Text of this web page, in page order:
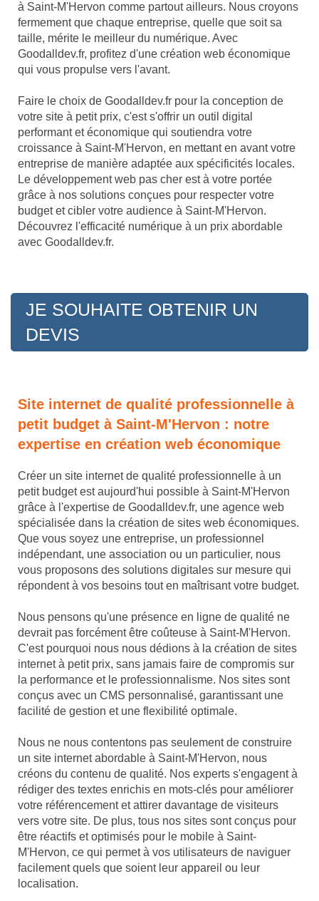
à Saint-M'Hervon comme partout ailleurs. Nous croyons
fermement que chaque entreprise, quelle que soit sa
taille, mérite le meilleur du numérique. Avec
Goodalldev.fr, profitez d'une création web économique
qui vous propulse vers l'avant.
Faire le choix de Goodalldev.fr pour la conception de
votre site à petit prix, c'est s'offrir un outil digital
performant et économique qui soutiendra votre
croissance à Saint-M'Hervon, en mettant en avant votre
entreprise de manière adaptée aux spécificités locales.
Le développement web pas cher est à votre portée
grâce à nos solutions conçues pour respecter votre
budget et cibler votre audience à Saint-M'Hervon.
Découvrez l'efficacité numérique à un prix abordable
avec Goodalldev.fr.
JE SOUHAITE OBTENIR UN
DEVIS
Site internet de qualité professionnelle à
petit budget à Saint-M'Hervon : notre
expertise en création web économique
Créer un site internet de qualité professionnelle à un
petit budget est aujourd'hui possible à Saint-M'Hervon
grâce à l'expertise de Goodalldev.fr, une agence web
spécialisée dans la création de sites web économiques.
Que vous soyez une entreprise, un professionnel
indépendant, une association ou un particulier, nous
vous proposons des solutions digitales sur mesure qui
répondent à vos besoins tout en maîtrisant votre budget.
Nous pensons qu'une présence en ligne de qualité ne
devrait pas forcément être coûteuse à Saint-M'Hervon.
C'est pourquoi nous nous dédions à la création de sites
internet à petit prix, sans jamais faire de compromis sur
la performance et le professionnalisme. Nos sites sont
conçus avec un CMS personnalisé, garantissant une
facilité de gestion et une flexibilité optimale.
Nous ne nous contentons pas seulement de construire
un site internet abordable à Saint-M'Hervon, nous
créons du contenu de qualité. Nos experts s'engagent à
rédiger des textes enrichis en mots-clés pour améliorer
votre référencement et attirer davantage de visiteurs
vers votre site. De plus, tous nos sites sont conçus pour
être réactifs et optimisés pour le mobile à Saint-
M'Hervon, ce qui permet à vos utilisateurs de naviguer
facilement quels que soient leur appareil ou leur
localisation.